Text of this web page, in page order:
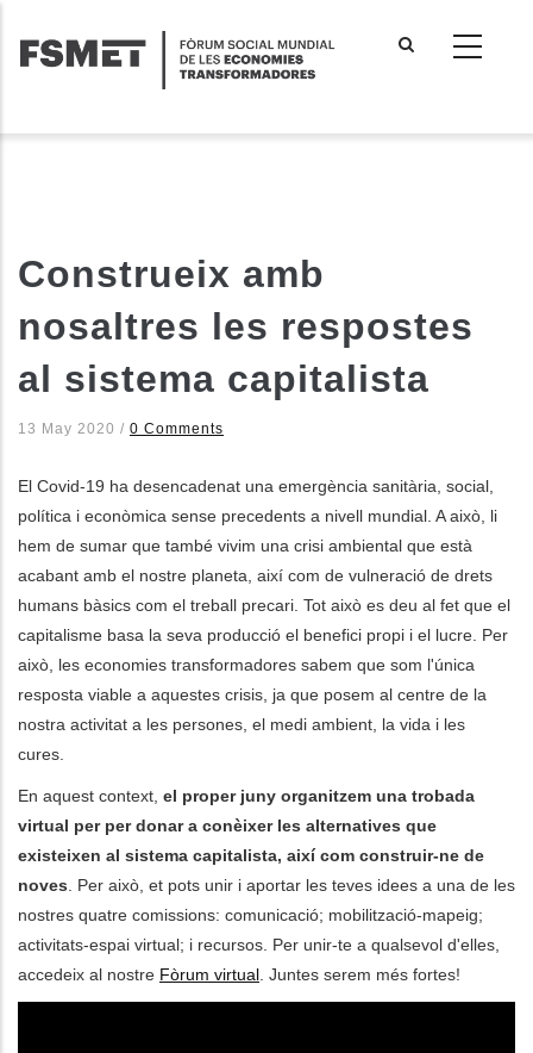
contingut
accions addicionals
Construeix amb
nosaltres les respostes
al sistema capitalista
13 May 2020 / 0 Comments
El Covid-19 ha desencadenat una emergència sanitària, social,
política i econòmica sense precedents a nivell mundial. A això, li
hem de sumar que també vivim una crisi ambiental que està
acabant amb el nostre planeta, així com de vulneració de drets
humans bàsics com el treball precari. Tot això es deu al fet que el
capitalisme basa la seva producció el benefici propi i el lucre. Per
això, les economies transformadores sabem que som l'única
resposta viable a aquestes crisis, ja que posem al centre de la
nostra activitat a les persones, el medi ambient, la vida i les
cures.
En aquest context, el proper juny organitzem una trobada
virtual per per donar a conèixer les alternatives que
existeixen al sistema capitalista, així com construir-ne de
noves . Per això, et pots unir i aportar les teves idees a una de les
nostres quatre comissions: comunicació; mobilització-mapeig;
activitats-espai virtual; i recursos. Per unir-te a qualsevol d'elles,
accedeix al nostre Fòrum virtual . Juntes serem més fortes!